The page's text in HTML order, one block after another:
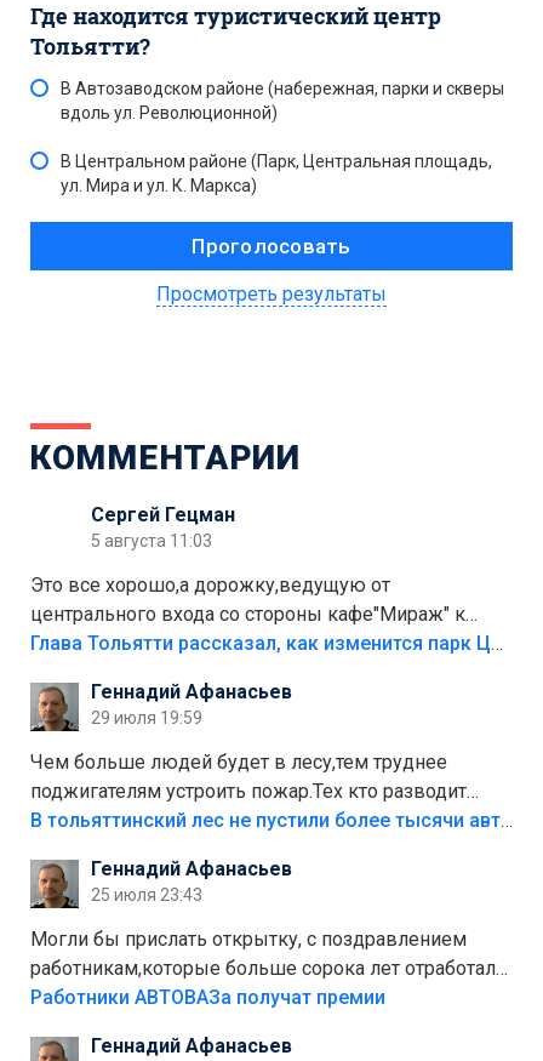
Где находится туристический центр
Тольятти?
В Автозаводском районе (набережная, парки и скверы
вдоль ул. Революционной)
В Центральном районе (Парк, Центральная площадь,
ул. Мира и ул. К. Маркса)
Просмотреть результаты
КОММЕНТАРИИ
Сергей Гецман
5 августа 11:03
Это все хорошо,а дорожку,ведущую от
центрального входа со стороны кафе"Мираж" к
аттракционам слабо доделать?А то бордюры
лежала в парке и испортилась.Да еще,видимо,часть
украли.
Глава Тольятти рассказал, как изменится парк Центрального района
Геннадий Афанасьев
29 июля 19:59
Чем больше людей будет в лесу,тем труднее
поджигателям устроить пожар.Тех кто разводит
костры,тех надо безбожно штрафовать.Камер полно
Штрафы мизерные.
В тольяттинский лес не пустили более тысячи автомобилей
Геннадий Афанасьев
25 июля 23:43
Могли бы прислать открытку, с поздравлением
работникам,которые больше сорока лет отработали
на предприятии.
Работники АВТОВАЗа получат премии
Геннадий Афанасьев